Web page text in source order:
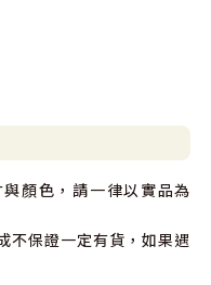
顏色，請一律以實品為
不保證一定有貨，如果遇